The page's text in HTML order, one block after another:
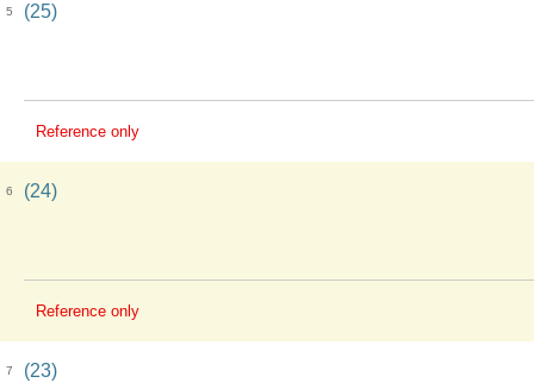
5 (25)
Reference only
6 (24)
Reference only
7 (23)